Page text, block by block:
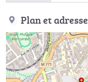
Plan et adresse